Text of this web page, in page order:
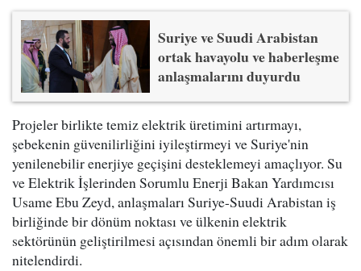
Suriye ve Suudi Arabistan
ortak havayolu ve haberleşme
anlaşmalarını duyurdu
Projeler birlikte temiz elektrik üretimini artırmayı,
şebekenin güvenilirliğini iyileştirmeyi ve Suriye'nin
yenilenebilir enerjiye geçişini desteklemeyi amaçlıyor. Su
ve Elektrik İşlerinden Sorumlu Enerji Bakan Yardımcısı
Usame Ebu Zeyd, anlaşmaları Suriye-Suudi Arabistan iş
birliğinde bir dönüm noktası ve ülkenin elektrik
sektörünün geliştirilmesi açısından önemli bir adım olarak
nitelendirdi.